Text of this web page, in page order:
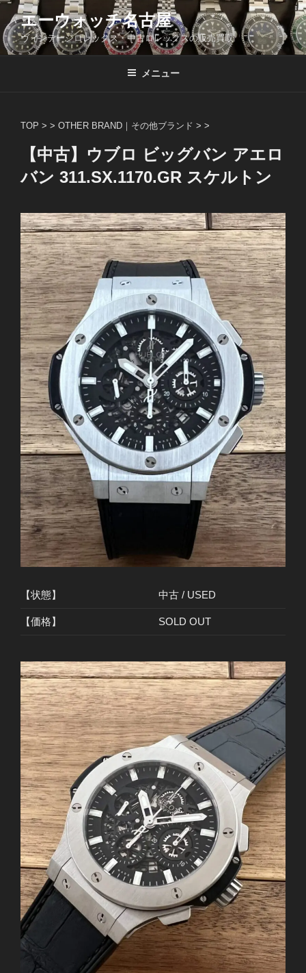
コ
ン
テ
ン
エーウォッチ名古屋
ヴィンテージロレックス・中古ロレックスの販売買取
メニュー
TOP > > OTHER BRAND｜その他ブランド > >
【中古】ウブロ ビッグバン アエロ
バン 311.SX.1170.GR スケルトン
【状態】 中古 / USED
【価格】 SOLD OUT